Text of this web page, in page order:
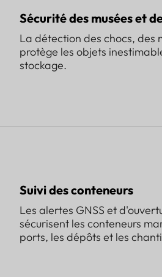
Sécurité des musées et
La détection des chocs, des
protège les objets
stockage.
Suivi des conteneurs
Les alertes GNSS et
sécurisent les conteneurs
ports, les dépôts et les